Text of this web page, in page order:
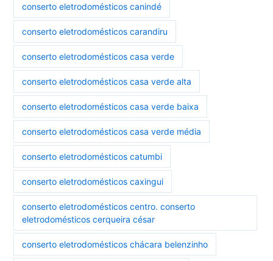
conserto eletrodomésticos canindé
conserto eletrodomésticos carandiru
conserto eletrodomésticos casa verde
conserto eletrodomésticos casa verde alta
conserto eletrodomésticos casa verde baixa
conserto eletrodomésticos casa verde média
conserto eletrodomésticos catumbi
conserto eletrodomésticos caxingui
conserto eletrodomésticos centro. conserto
eletrodomésticos cerqueira césar
conserto eletrodomésticos chácara belenzinho